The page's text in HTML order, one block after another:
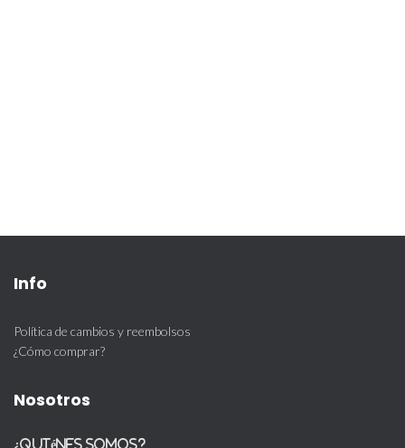
Info
Política de cambios y reembolsos
¿Cómo comprar?
Nosotros
¿Quiénes somos?